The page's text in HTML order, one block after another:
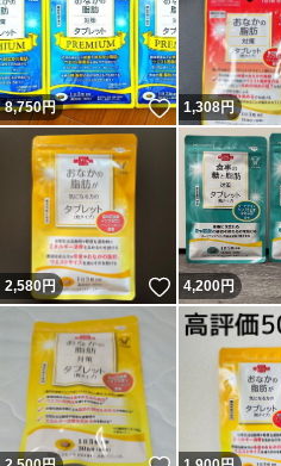
8,750円 いいね！
1,308円
2,580円 いいね！
4,200円